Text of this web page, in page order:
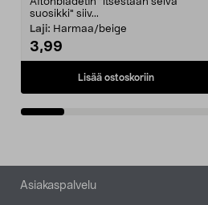
Aftonbladetin "itsestään selvä
suosikki" siiv...
Laji: Harmaa/beige
3,99
Lisää ostoskoriin
Alatunniste
Asiakaspalvelu